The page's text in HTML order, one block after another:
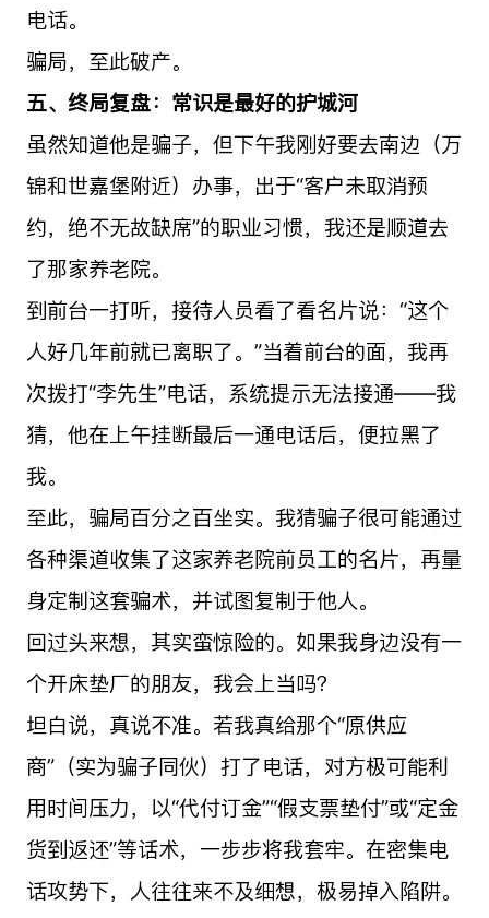
电话。
骗局，至此破产。
五、终局复盘：常识是最好的护城河
虽然知道他是骗子，但下午我刚好要去南边（万
锦和世嘉堡附近）办事，出于“客户未取消预
约，绝不无故缺席”的职业习惯，我还是顺道去
了那家养老院。
到前台一打听，接待人员看了看名片说：“这个
人好几年前就已离职了。”当着前台的面，我再
次拨打“李先生”电话，系统提示无法接通——我
猜，他在上午挂断最后一通电话后，便拉黑了
我。
至此，骗局百分之百坐实。我猜骗子很可能通过
各种渠道收集了这家养老院前员工的名片，再量
身定制这套骗术，并试图复制于他人。
回过头来想，其实蛮惊险的。如果我身边没有一
个开床垫厂的朋友，我会上当吗？
坦白说，真说不准。若我真给那个“原供应
商”（实为骗子同伙）打了电话，对方极可能利
用时间压力，以“代付订金”“假支票垫付”或“定金
货到返还”等话术，一步步将我套牢。在密集电
话攻势下，人往往来不及细想，极易掉入陷阱。